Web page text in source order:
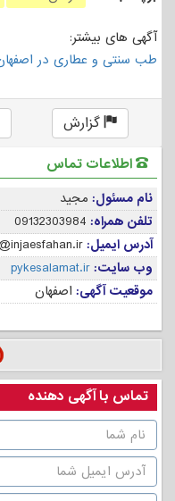
آگهی های بیشتر:
طب سنتی و عطاری در
گزارش
اطلاعات تماس
نام مسئول: مجید
تلفن همراه: 09132303984
آدرس ایمیل:
وب سایت:pykesalamat.ir
موقعیت آگهی: اصفهان
تماس با آگهی دهنده